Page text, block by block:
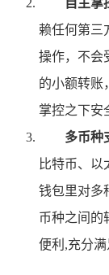
赖任何第三
操作，不会
的小额转账
掌控之下安
多币种
比特币、以
钱包里对多
币种之间的
便利,充分满